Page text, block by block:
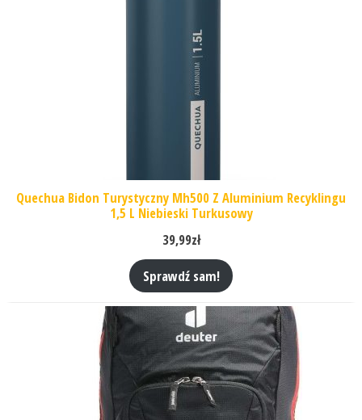
Quechua Bidon Turystyczny Mh500 Z Aluminium Recyklingu
1,5 L Niebieski Turkusowy
39,99zł
Sprawdź sam!